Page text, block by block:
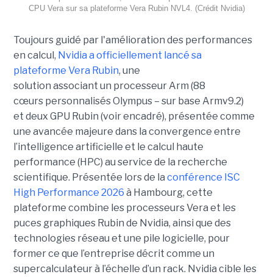
CPU Vera sur sa plateforme Vera Rubin NVL4. (Crédit Nvidia)
Toujours guidé par l'amélioration des performances
en calcul, Nvidia a officiellement lancé sa
plateforme Vera Rubin, une
solution associant un processeur Arm (88
cœurs personnalisés Olympus – sur base Armv9.2)
et deux GPU Rubin (voir encadré), présentée comme
une avancée majeure dans la convergence entre
l’intelligence artificielle et le calcul haute
performance (HPC) au service de la recherche
scientifique. Présentée lors de la conférence ISC
High Performance 2026 à Hambourg, cette
plateforme combine les processeurs Vera et les
puces graphiques Rubin de Nvidia, ainsi que des
technologies réseau et une pile logicielle, pour
former ce que l’entreprise décrit comme un
supercalculateur à l’échelle d’un rack. Nvidia cible les